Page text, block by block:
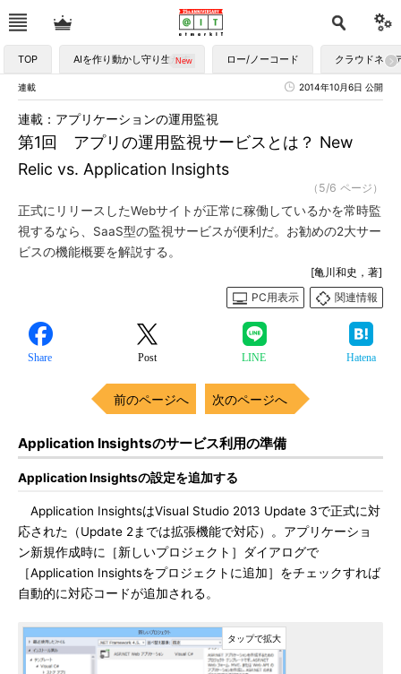
TOP AIを作り動かし守り生かす ロー/ノーコード クラウドネイ
連載 2014年10月6日 公開
第1回 アプリの運用監視サービスとは？ New
Relic vs. Application Insights
連載：アプリケーションの運用監視
（5/6 ページ）
正式にリリースしたWebサイトが正常に稼働しているかを常時監
視するなら、SaaS型の監視サービスが便利だ。お勧めの2大サー
ビスの機能概要を解説する。
[亀川和史，著]
PC用表示
関連情報
Share Post LINE Hatena
前のページへ 次のページへ
Application Insightsのサービス利用の準備
Application Insightsの設定を追加する
Application InsightsはVisual Studio 2013 Update 3で正式に対
応された（Update 2までは拡張機能で対応）。アプリケーショ
ン新規作成時に［新しいプロジェクト］ダイアログで
［Application Insightsをプロジェクトに追加］をチェックすれば
自動的に対応コードが追加される。